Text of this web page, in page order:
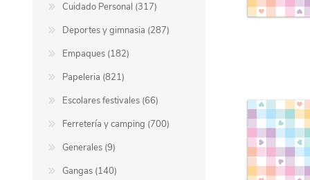
Ninguna
Cuidado Personal (317)
Deportes y gimnasia (287)
Empaques (182)
Papeleria (821)
Escolares festivales (66)
Ferretería y camping (700)
Generales (9)
Gangas (140)